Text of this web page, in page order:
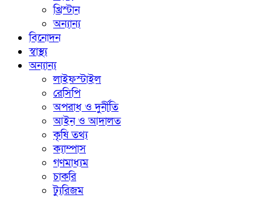
খ্রিস্টান
অন্যান্য
বিনোদন
স্বাস্থ্য
অন্যান্য
লাইফস্টাইল
রেসিপি
অপরাধ ও দুর্নীতি
আইন ও আদালত
কৃষি তথ্য
ক্যাম্পাস
গণমাধ্যম
চাকরি
ট্যুরিজম